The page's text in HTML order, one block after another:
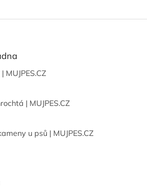
MUJPES.CZ
| MUJPES.CZ
u psů | MUJPES.CZ